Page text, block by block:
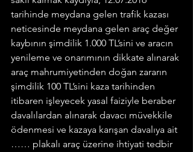
tarihinde meydana gelen trafik kazası
neticesinde meydana gelen araç değer
kaybının şimdilik 1.000 TL’sini ve aracın
yenileme ve onarımının dikkate alınarak
araç mahrumiyetinden doğan zararın
şimdilik 100 TL’sini kaza tarihinden
itibaren işleyecek yasal faiziyle beraber
davalılardan alınarak davacı müvekkile
ödenmesi ve kazaya karışan davalıya ait
…… plakalı araç üzerine ihtiyati tedbir